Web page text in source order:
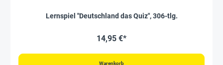
Lernspiel "Deutschland das Quiz", 306-tlg.
14,95 €*
Warenkorb